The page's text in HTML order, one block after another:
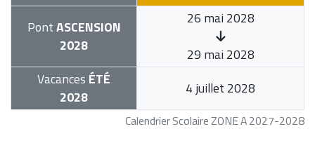
Calendrier Scolaire ZONE A 2027-2028
PontASCENSION
2028
26 mai 2028
29 mai 2028
Vacances ÉTÉ
2028
4 juillet 2028